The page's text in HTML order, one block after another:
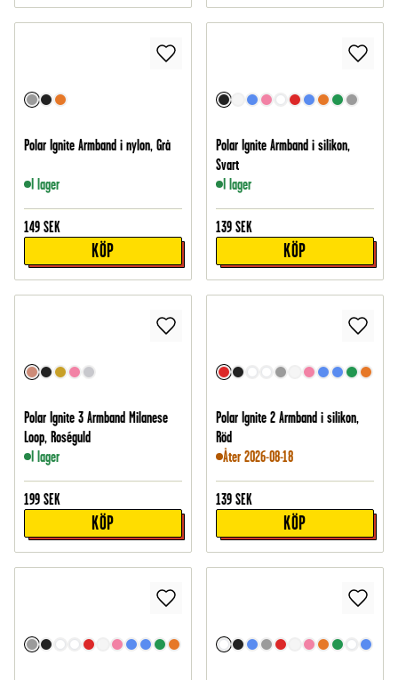
Polar Ignite Armband i nylon, Grå
I lager
149 SEK
KÖP
Polar Ignite Armband i silikon,
Svart
I lager
139 SEK
KÖP
Polar Ignite 3 Armband Milanese
Loop, Roséguld
I lager
199 SEK
KÖP
Polar Ignite 2 Armband i silikon,
Röd
Åter 2026-08-18
139 SEK
KÖP